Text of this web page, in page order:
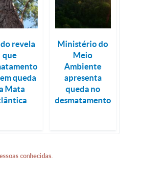
revela
que
queda
Mata
Ministério do
Meio
Ambiente
apresenta
queda no
desmatamento
conhecidas.